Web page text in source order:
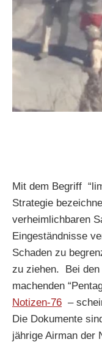
Mit dem Begriff
Strategie
verheimlichbaren
Eingeständnisse
Schaden zu
zu ziehen. Bei den
machenden
Notizen-76 –
Die Dokumente
jährige Airman der